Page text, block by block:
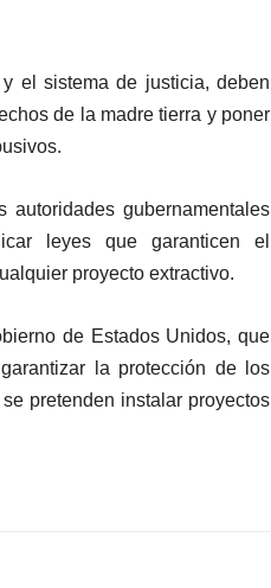
el sistema de justicia, deben
de la madre tierra y poner
gubernamentales
leyes que garanticen el
proyecto extractivo.
de Estados Unidos, que
la protección de los
pretenden instalar proyectos